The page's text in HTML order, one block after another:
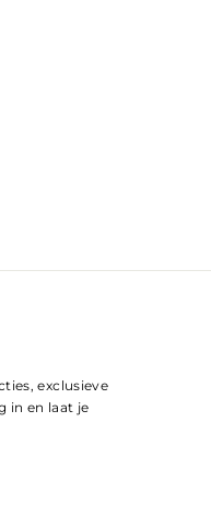
exclusieve
in en laat je